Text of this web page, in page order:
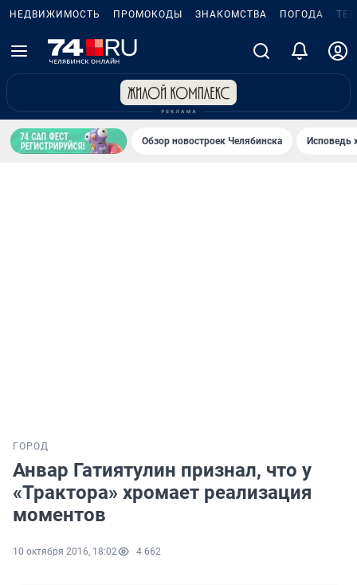
НЕДВИЖИМОСТЬ ПРОМОКОДЫ ЗНАКОМСТВА ПОГОДА
Обзор новостроек Челябинска Исповедь
ГОРОД
Анвар Гатиятулин признал, что у
«Трактора» хромает реализация
моментов
10 октября 2016, 18:02 4 662